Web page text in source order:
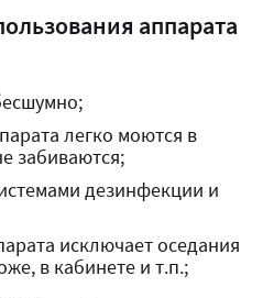
аппарата
легко моются в
забиваются;
дезинфекции и
исключает оседания
в кабинете и т.п.;